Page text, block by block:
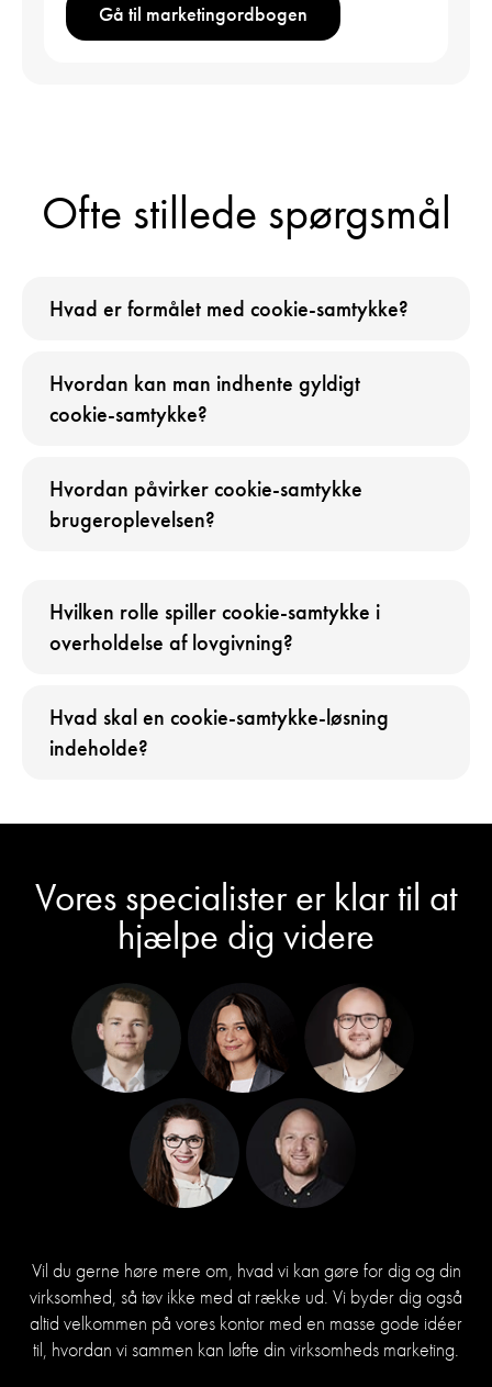
Gå til marketingordbogen
Ofte stillede spørgsmål
Hvad er formålet med cookie-samtykke?
Hvordan kan man indhente gyldigt
cookie-samtykke?
Hvordan påvirker cookie-samtykke
brugeroplevelsen?
Hvilken rolle spiller cookie-samtykke i
overholdelse af lovgivning?
Hvad skal en cookie-samtykke-løsning
indeholde?
Vores specialister er klar til at
hjælpe dig videre
Vil du gerne høre mere om, hvad vi kan gøre for dig og din
virksomhed, så tøv ikke med at række ud. Vi byder dig også
altid velkommen på vores kontor med en masse gode idéer
til, hvordan vi sammen kan løfte din virksomheds marketing.